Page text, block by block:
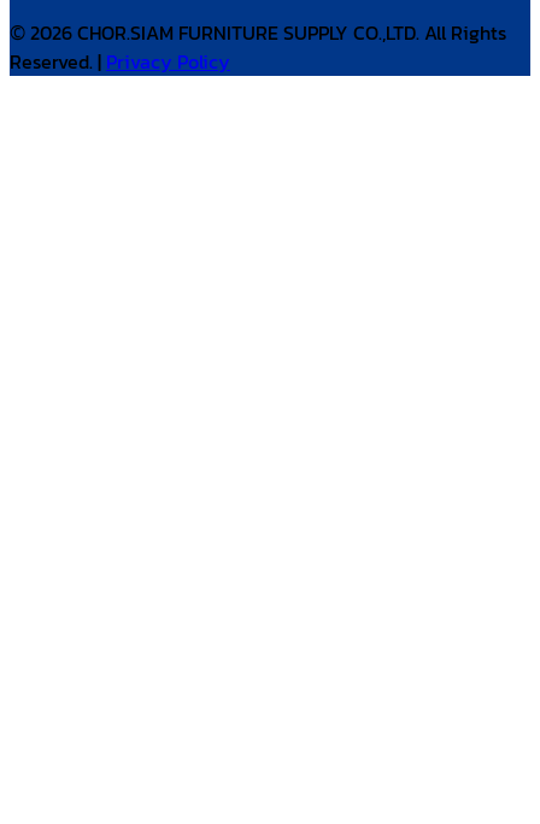
© 2026 CHOR.SIAM FURNITURE SUPPLY CO.,LTD. All Rights
Reserved. | Privacy Policy